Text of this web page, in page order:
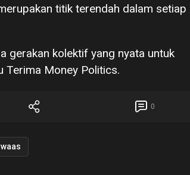
titik terendah dalam setiap
gerakan kolektif yang nyata untuk
Terima Money Politics.
0